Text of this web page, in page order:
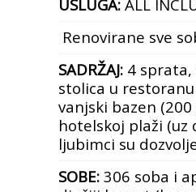
USLUGA: ALL
Renovirane sve
SADRŽAJ: 4 sprata,
stolica u
vanjski bazen
hotelskoj plaži
ljubimci su
SOBE: 306 soba i